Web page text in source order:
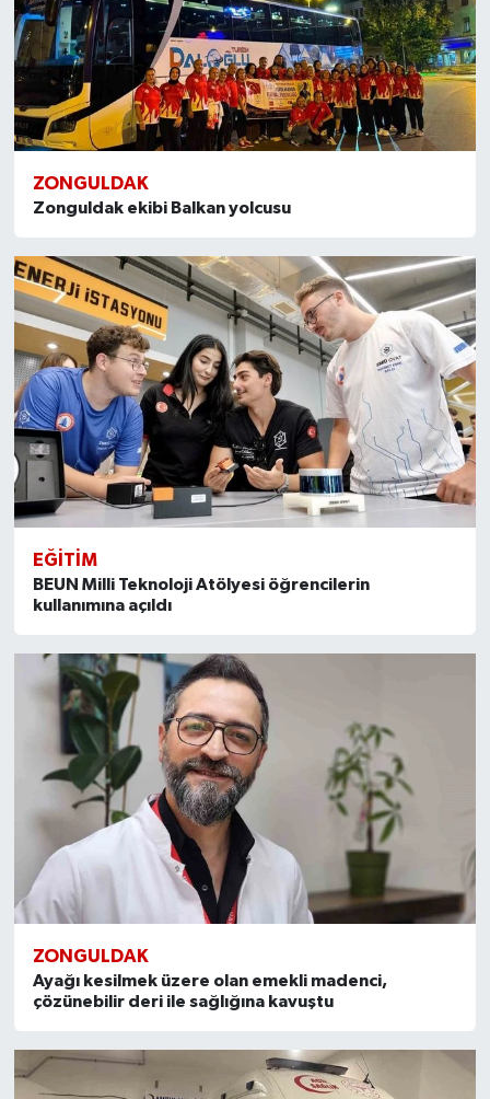
ZONGULDAK
Zonguldak ekibi Balkan yolcusu
EĞİTİM
BEUN Milli Teknoloji Atölyesi öğrencilerin
kullanımına açıldı
ZONGULDAK
Ayağı kesilmek üzere olan emekli madenci,
çözünebilir deri ile sağlığına kavuştu